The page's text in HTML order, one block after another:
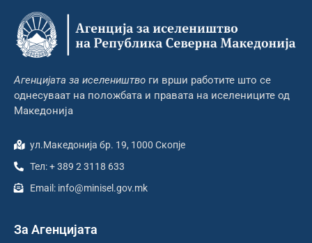
Агенцијата за иселеништво ги врши работите што се
однесуваат на положбата и правата на иселениците од
Македонија
ул.Македонија бр. 19, 1000 Скопје
Тел: + 389 2 3118 633
Email: info@minisel.gov.mk
За Агенцијата